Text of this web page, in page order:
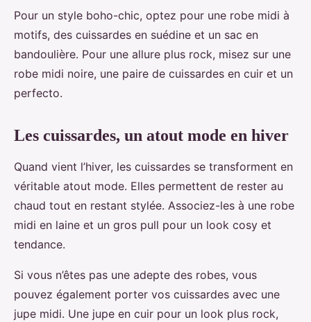
Pour un style boho-chic, optez pour une robe midi à
motifs, des cuissardes en suédine et un sac en
bandoulière. Pour une allure plus rock, misez sur une
robe midi noire, une paire de cuissardes en cuir et un
perfecto.
Les cuissardes, un atout mode en hiver
Quand vient l’hiver, les cuissardes se transforment en
véritable atout mode. Elles permettent de rester au
chaud tout en restant stylée. Associez-les à une robe
midi en laine et un gros pull pour un look cosy et
tendance.
Si vous n’êtes pas une adepte des robes, vous
pouvez également porter vos cuissardes avec une
jupe midi. Une jupe en cuir pour un look plus rock,